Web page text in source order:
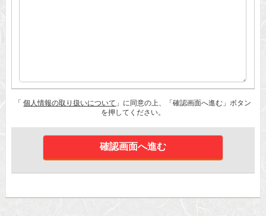
「個人情報の取り扱いについて 」に同意の上、「確認画面へ進む」ボタン
を押してください。